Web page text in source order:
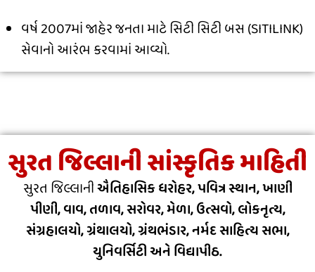
વર્ષ 2007માં જાહેર જનતા માટે સિટી સિટી બસ (SITILINK)
સેવાનો આરંભ કરવામાં આવ્યો.
સુરત જિલ્લાની સાંસ્કૃતિક માહિતી
સુરત જિલ્લાનીઐતિહાસિક ધરોહર, પવિત્ર સ્થાન, ખાણી
પીણી, વાવ, તળાવ, સરોવર, મેળા, ઉત્સવો, લોકનૃત્ય,
સંગ્રહાલયો, ગ્રંથાલયો, ગ્રંથભંડાર, નર્મદ સાહિત્ય સભા,
યુનિવર્સિટી અને વિદ્યાપીઠ.